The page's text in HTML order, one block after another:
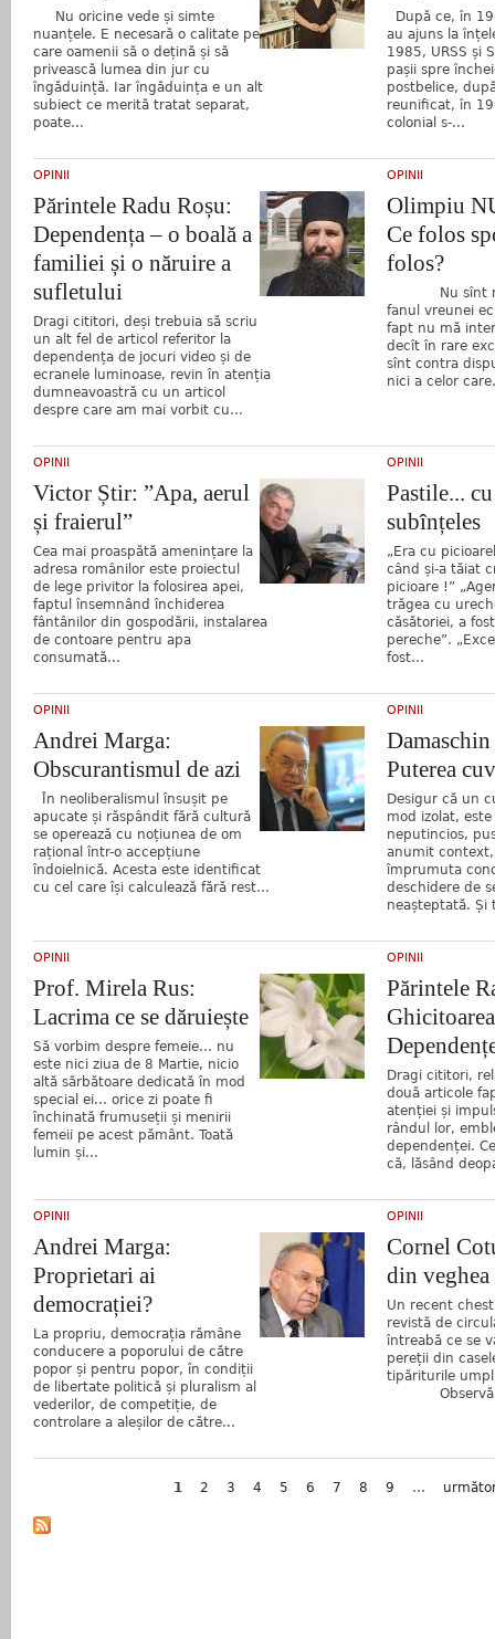
Nu oricine vede și simte
nuanțele. E necesară o calitate pe
care oamenii să o dețină și să
privească lumea din jur cu
îngăduință. Iar îngăduința e un alt
subiect ce merită tratat separat,
poate...
După ce, în
au ajuns la
1985, URSS și
pașii spre
postbelice,
reunificat, în
colonial s-...
OPINII
Părintele Radu Roșu:
Dependența – o boală a
familiei și o năruire a
sufletului
Dragi cititori, deși trebuia să scriu
un alt fel de articol referitor la
dependența de jocuri video și de
ecranele luminoase, revin în atenția
dumneavoastră cu un articol
despre care am mai vorbit cu...
OPINII
Olimpiu
Ce folos
folos?
Nu sînt
fanul vreunei
fapt nu mă
decît în rare
sînt contra
nici a celor
OPINII
Victor Știr: ”Apa, aerul
și fraierul”
Cea mai proaspătă amenințare la
adresa românilor este proiectul
de lege privitor la folosirea apei,
faptul însemnând închiderea
fântânilor din gospodării, instalarea
de contoare pentru apa
consumată...
OPINII
Pastile...
subînțeles
„Era cu
când și-a tăiat
picioare !”
trăgea cu
căsătoriei, a
pereche”.
fost...
OPINII
Andrei Marga:
Obscurantismul de azi
În neoliberalismul însușit pe
apucate și răspândit fără cultură
se operează cu noțiunea de om
rațional într-o accepțiune
îndoielnică. Acesta este identificat
cu cel care își calculează fără rest...
OPINII
Puterea
Desigur că un
mod izolat,
neputincios,
anumit
împrumuta
deschidere de
neașteptată. Și
OPINII
Prof. Mirela Rus:
Lacrima ce se dăruiește
Să vorbim despre femeie... nu
este nici ziua de 8 Martie, nicio
altă sărbătoare dedicată în mod
special ei... orice zi poate fi
închinată frumuseții și menirii
femeii pe acest pământ. Toată
lumin și...
OPINII
Părintele
Ghicitoarea
Dragi cititori,
două articole
atenției și
rândul lor,
dependenței.
că, lăsând
OPINII
Andrei Marga:
Proprietari ai
democrației?
La propriu, democrația rămâne
conducere a poporului de către
popor și pentru popor, în condiții
de libertate politică și pluralism al
vederilor, de competiție, de
controlare a aleșilor de către...
OPINII
Cornel
din
Un recent
revistă de
întreabă ce se
pereții din
tipăriturile
Observăm
1 2 3 4 5 6 7 8 9 …